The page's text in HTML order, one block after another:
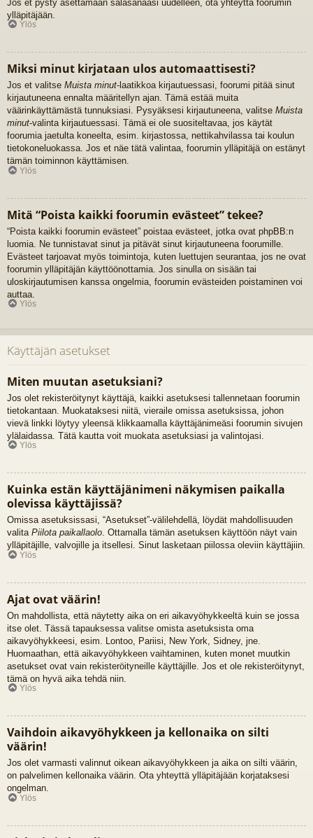
Jos et pysty asettamaan salasanaasi uudelleen, ota yhteyttä foorumin
ylläpitäjään.
Ylös
Miksi minut kirjataan ulos automaattisesti?
Jos et valitse Muista minut-laatikkoa kirjautuessasi, foorumi pitää sinut
kirjautuneena ennalta määritellyn ajan. Tämä estää muita
väärinkäyttämästä tunnuksiasi. Pysyäksesi kirjautuneena, valitse Muista
minut-valinta kirjautuessasi. Tämä ei ole suositeltavaa, jos käytät
foorumia jaetulta koneelta, esim. kirjastossa, nettikahvilassa tai koulun
tietokoneluokassa. Jos et näe tätä valintaa, foorumin ylläpitäjä on estänyt
tämän toiminnon käyttämisen.
Ylös
Mitä “Poista kaikki foorumin evästeet” tekee?
“Poista kaikki foorumin evästeet” poistaa evästeet, jotka ovat phpBB:n
luomia. Ne tunnistavat sinut ja pitävät sinut kirjautuneena foorumille.
Evästeet tarjoavat myös toimintoja, kuten luettujen seurantaa, jos ne ovat
foorumin ylläpitäjän käyttöönottamia. Jos sinulla on sisään tai
uloskirjautumisen kanssa ongelmia, foorumin evästeiden poistaminen voi
auttaa.
Ylös
Käyttäjän asetukset
Miten muutan asetuksiani?
Jos olet rekisteröitynyt käyttäjä, kaikki asetuksesi tallennetaan foorumin
tietokantaan. Muokataksesi niitä, vieraile omissa asetuksissa, johon
vievä linkki löytyy yleensä klikkaamalla käyttäjänimeäsi foorumin sivujen
ylälaidassa. Tätä kautta voit muokata asetuksiasi ja valintojasi.
Ylös
Kuinka estän käyttäjänimeni näkymisen paikalla
olevissa käyttäjissä?
Omissa asetuksissasi, “Asetukset”-välilehdellä, löydät mahdollisuuden
valita Piilota paikallaolo. Ottamalla tämän asetuksen käyttöön näyt vain
ylläpitäjille, valvojille ja itsellesi. Sinut lasketaan piilossa oleviin käyttäjiin.
Ylös
Ajat ovat väärin!
On mahdollista, että näytetty aika on eri aikavyöhykkeeltä kuin se jossa
itse olet. Tässä tapauksessa valitse omista asetuksista oma
aikavyöhykkeesi, esim. Lontoo, Pariisi, New York, Sidney, jne.
Huomaathan, että aikavyöhykkeen vaihtaminen, kuten monet muutkin
asetukset ovat vain rekisteröityneille käyttäjille. Jos et ole rekisteröitynyt,
tämä on hyvä aika tehdä niin.
Ylös
Vaihdoin aikavyöhykkeen ja kellonaika on silti
väärin!
Jos olet varmasti valinnut oikean aikavyöhykkeen ja aika on silti väärin,
on palvelimen kellonaika väärin. Ota yhteyttä ylläpitäjään korjataksesi
ongelman.
Ylös